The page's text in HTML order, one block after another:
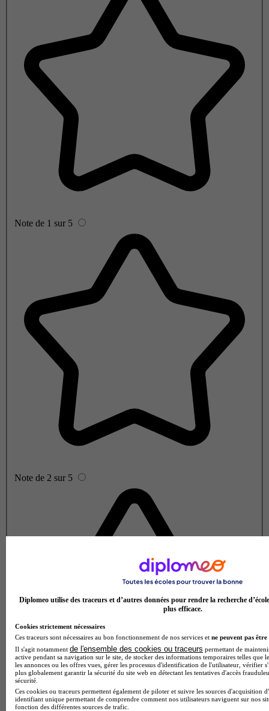
Note de 1 sur 5
Note de 2 sur 5
Diplomeo utilise des traceurs et d’autres données pour rendre la recherche
plus efficace.
Cookies strictement nécessaires
Ces traceurs sont nécessaires au bon fonctionnement de nos services et ne peuvent pas être
Il s'agit notamment de l'ensemble des cookies ou traceurs permettant de
active pendant sa navigation sur le site, de stocker des informations temporaires telles que
les annonces ou les offres vues, gérer les processus d'identification de l'utilisateur, vérifier
plus globalement garantir la sécurité du site web en détectant les tentatives d'accès
sécurité.
Ces cookies ou traceurs permettent également de piloter et suivre les sources d'acquisition
identifiant unique permettant de comprendre comment nos utilisateurs naviguent sur nos
fonction des différentes sources de trafic.